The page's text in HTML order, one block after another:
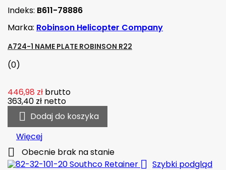
Indeks: B611-78886
Marka: Robinson Helicopter Company
A724-1 NAME PLATE ROBINSON R22
(0)
446,98 zł brutto
363,40 zł netto
 Dodaj do koszyka
Więcej
 Obecnie brak na stanie
 Szybki podgląd